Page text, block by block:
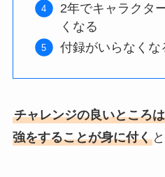
2年でキャラクタ
くなる
付録がいらなくな
チャレンジの良いところ
強をすることが身に付く